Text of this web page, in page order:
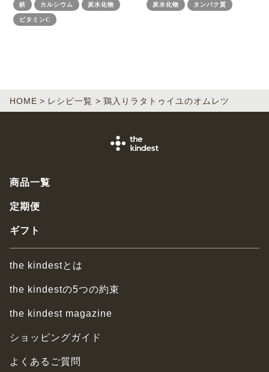
鉄 カルシウム 炭水化物
ビタミンC
炭水化物 タンパク質
HOME レシピ一覧 鶏入りラタトゥイユのオムレツ
商品一覧
定期便
ギフト
the kindestとは
the kindestの5つの約束
the kindest magazine
ショッピングガイド
よくあるご質問